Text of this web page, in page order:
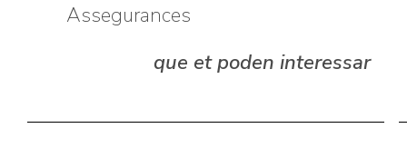
Assegurances
que et poden interessar